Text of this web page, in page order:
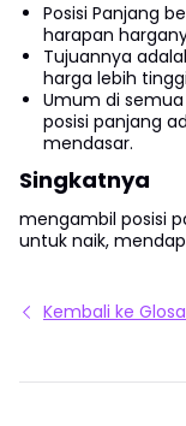
Posisi Panjang
harapan
Tujuannya
harga lebih
Umum di
posisi panjang
mendasar.
Singkatnya
mengambil posisi
untuk naik,
Kembali ke